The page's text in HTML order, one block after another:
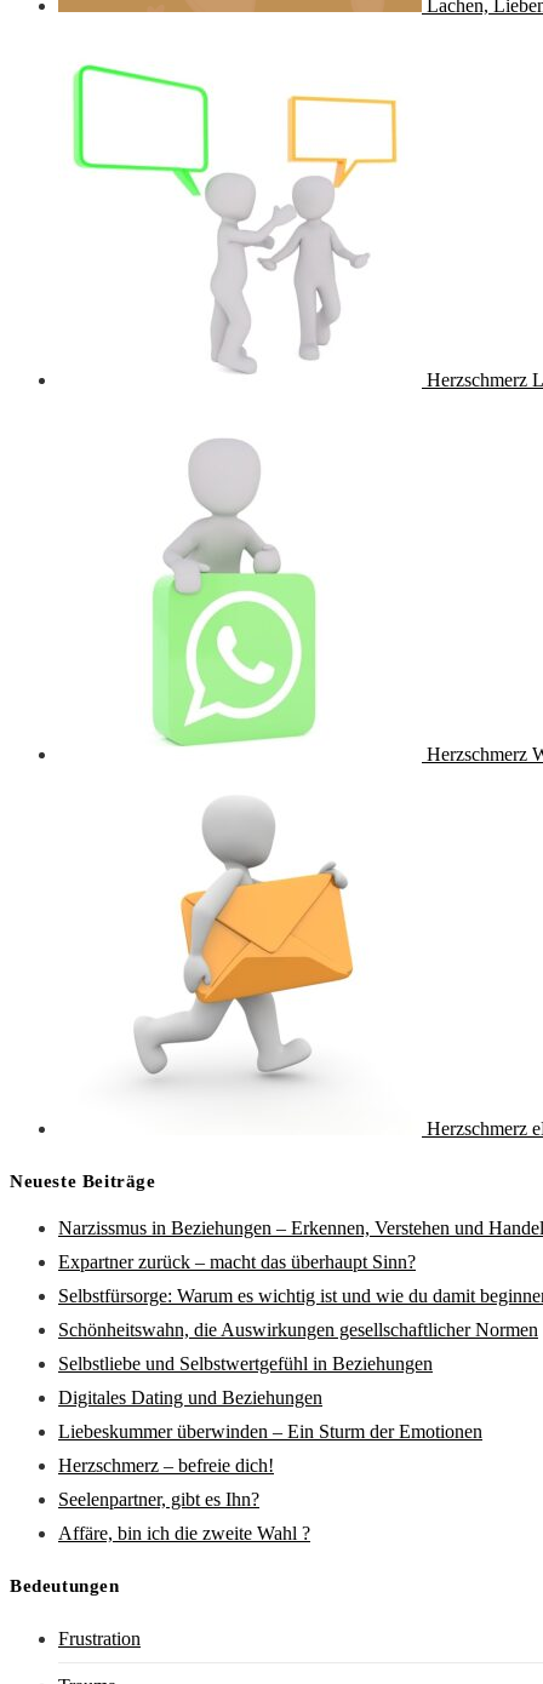
Lachen,
Herzschmerz
Herzschmerz
Herzschmerz
Neueste Beiträge
Narzissmus in Beziehungen – Erkennen, Verstehen und
Expartner zurück – macht das überhaupt Sinn?
Selbstfürsorge: Warum es wichtig ist und wie du damit
Schönheitswahn, die Auswirkungen gesellschaftlicher Normen
Selbstliebe und Selbstwertgefühl in Beziehungen
Digitales Dating und Beziehungen
Liebeskummer überwinden – Ein Sturm der Emotionen
Herzschmerz – befreie dich!
Seelenpartner, gibt es Ihn?
Affäre, bin ich die zweite Wahl ?
Bedeutungen
Frustration